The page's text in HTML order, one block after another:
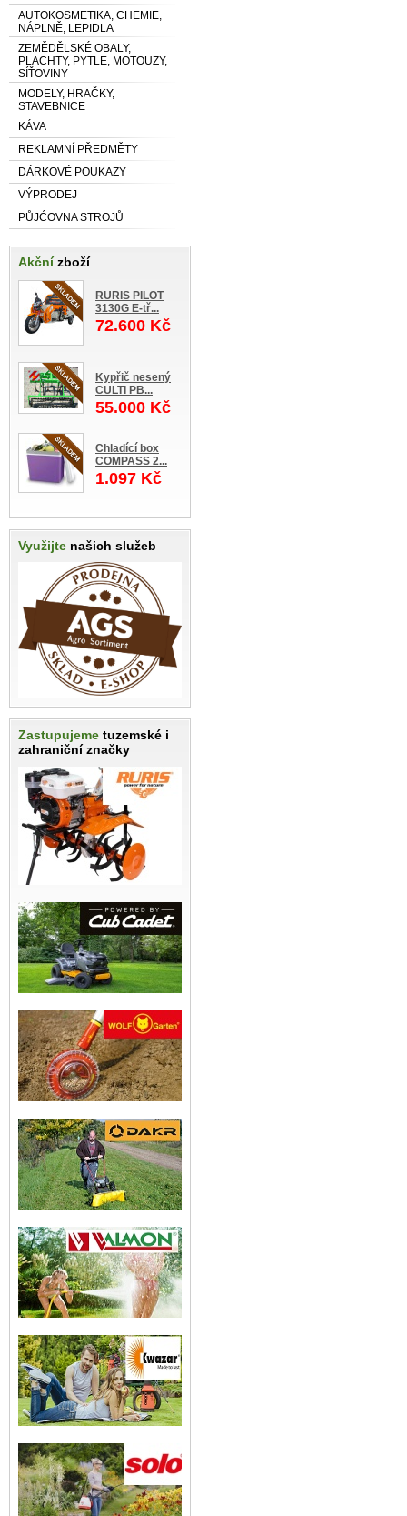
AUTOKOSMETIKA, CHEMIE,
NÁPLNĚ, LEPIDLA
ZEMĚDĚLSKÉ OBALY,
PLACHTY, PYTLE, MOTOUZY,
SÍŤOVINY
MODELY, HRAČKY,
STAVEBNICE
KÁVA
REKLAMNÍ PŘEDMĚTY
DÁRKOVÉ POUKAZY
VÝPRODEJ
PŮJĆOVNA STROJŮ
Akčnízboží
RURIS PILOT
3130G E-tř...
72.600 Kč
Kypřič nesený
CULTI PB...
55.000 Kč
Chladící box
COMPASS 2...
1.097 Kč
Využijte našich služeb
Zastupujeme tuzemské i
zahraniční značky